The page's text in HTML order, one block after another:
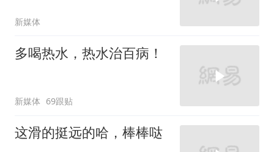
新媒体
多喝热水，热水治百病！
新媒体 69跟贴
这滑的挺远的哈，棒棒哒